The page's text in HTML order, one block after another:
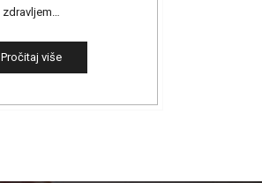
zdravljem…
Pročitaj više